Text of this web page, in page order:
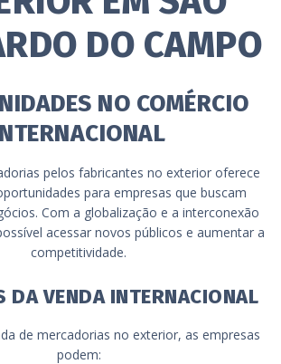
DO CAMPO
NO COMÉRCIO
pelos fabricantes no exterior oferece
para empresas que buscam
Com a globalização e a interconexão
acessar novos públicos e aumentar a
competitividade.
DA VENDA INTERNACIONAL
de mercadorias no exterior, as empresas
podem: